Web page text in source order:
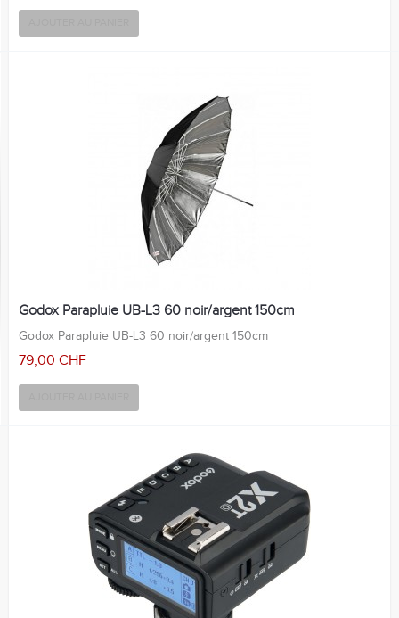
Godox Parapluie UB-L3 60 noir/argent 150cm
Godox Parapluie UB-L3 60 noir/argent 150cm
79,00 CHF